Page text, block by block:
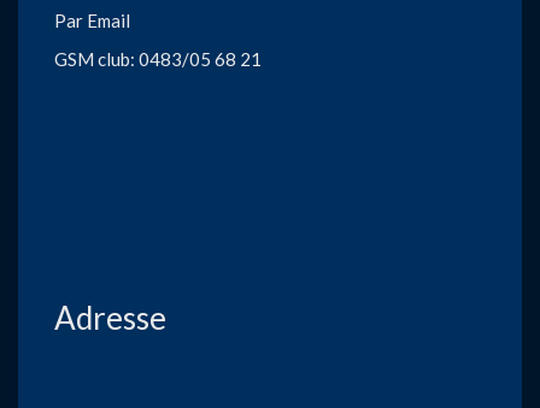
Par Email
GSM club: 0483/05 68 21
Adresse